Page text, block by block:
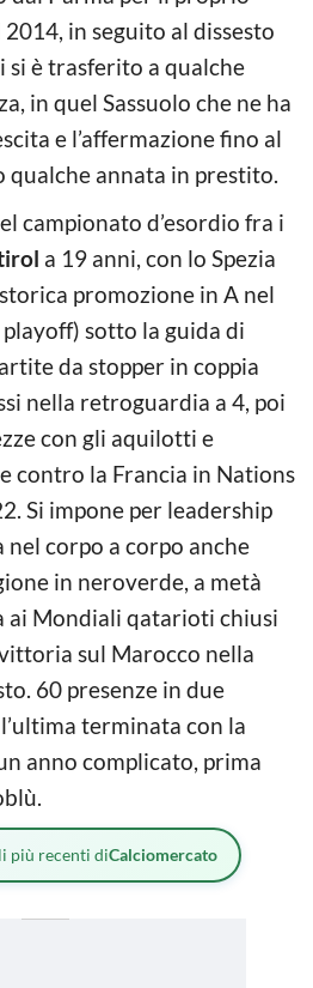
in seguito al dissesto
è trasferito a qualche
in quel Sassuolo che ne ha
e l’affermazione fino al
qualche annata in prestito.
campionato d’esordio fra i
a 19 anni, con lo Spezia
promozione in A nel
sotto la guida di
da stopper in coppia
nella retroguardia a 4, poi
con gli aquilotti e
contro la Francia in Nations
Si impone per leadership
corpo a corpo anche
in neroverde, a metà
ai Mondiali qatarioti chiusi
sul Marocco nella
60 presenze in due
terminata con la
anno complicato, prima
più recenti diCalciomercato